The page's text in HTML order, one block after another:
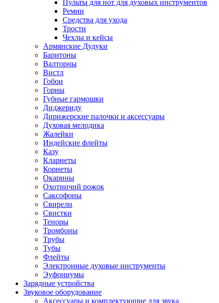
Пульты для нот для духовых инструментов
Ремни
Средства для ухода
Трости
Чехлы и кейсы
Армянские Дудуки
Баритоны
Валторны
Вистл
Гобои
Горны
Губные гармошки
Диджериду
Дирижерские палочки и аксессуары
Духовая мелодика
Жалейки
Индейские флейты
Казу
Кларнеты
Корнеты
Окарины
Охотничий рожок
Саксофоны
Свирели
Свистки
Теноры
Тромбоны
Трубы
Тубы
Флейты
Электронные духовые инструменты
Эуфониумы
Зарядные устройства
Звуковое оборудование
Аксессуары и комплектующие для звука